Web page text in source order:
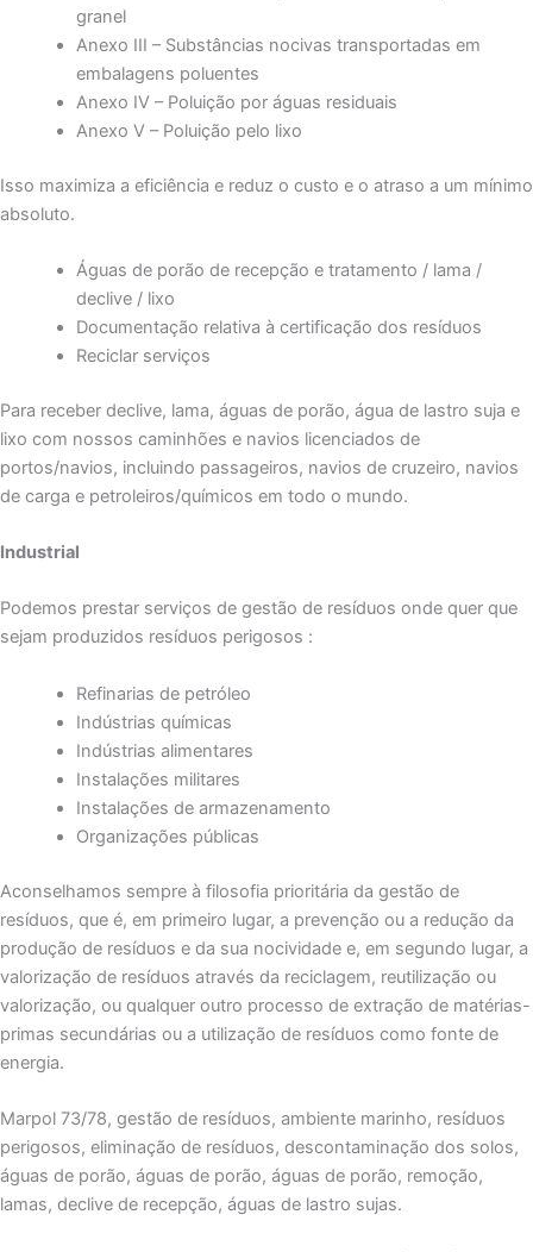
granel
Anexo III – Substâncias nocivas transportadas em
embalagens poluentes
Anexo IV – Poluição por águas residuais
Anexo V – Poluição pelo lixo
Isso maximiza a eficiência e reduz o custo e o atraso a um mínimo
absoluto.
Águas de porão de recepção e tratamento / lama /
declive / lixo
Documentação relativa à certificação dos resíduos
Reciclar serviços
Para receber declive, lama, águas de porão, água de lastro suja e
lixo com nossos caminhões e navios licenciados de
portos/navios, incluindo passageiros, navios de cruzeiro, navios
de carga e petroleiros/químicos em todo o mundo.
Industrial
Podemos prestar serviços de gestão de resíduos onde quer que
sejam produzidos resíduos perigosos :
Refinarias de petróleo
Indústrias químicas
Indústrias alimentares
Instalações militares
Instalações de armazenamento
Organizações públicas
Aconselhamos sempre à filosofia prioritária da gestão de
resíduos, que é, em primeiro lugar, a prevenção ou a redução da
produção de resíduos e da sua nocividade e, em segundo lugar, a
valorização de resíduos através da reciclagem, reutilização ou
valorização, ou qualquer outro processo de extração de matérias-
primas secundárias ou a utilização de resíduos como fonte de
energia.
Marpol 73/78, gestão de resíduos, ambiente marinho, resíduos
perigosos, eliminação de resíduos, descontaminação dos solos,
águas de porão, águas de porão, águas de porão, remoção,
lamas, declive de recepção, águas de lastro sujas.